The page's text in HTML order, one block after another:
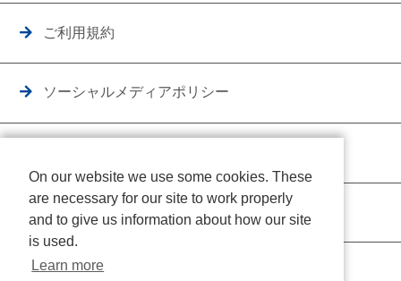
ご利用規約
ソーシャルメディアポリシー
クッキーポリシー
On our website we use some cookies. These
are necessary for our site to work properly
and to give us information about how our site
is used.
Learn more